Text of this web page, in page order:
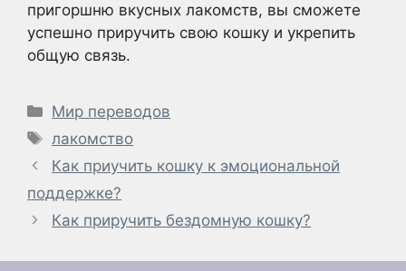
пригоршню вкусных лакомств, вы сможете
успешно приручить свою кошку и укрепить
общую связь.
Рубрики
Мир переводов
Метки
лакомство
Как приучить кошку к эмоциональной
поддержке?
Как приручить бездомную кошку?